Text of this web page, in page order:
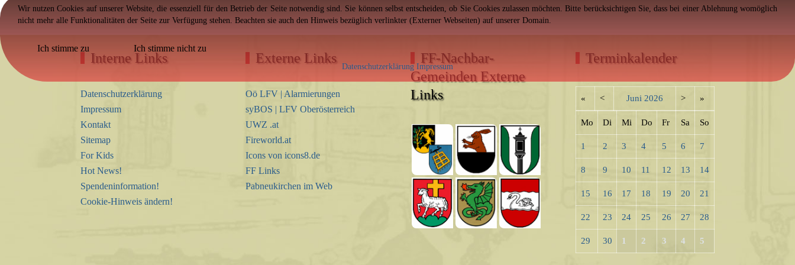
Interne Links
Datenschutzerklärung
Impressum
Kontakt
Sitemap
For Kids
Hot News!
Spendeninformation!
Cookie-Hinweis ändern!
Externe Links
Oö LFV | Alarmierungen
syBOS | LFV Oberösterreich
UWZ .at
Fireworld.at
Icons von icons8.de
FF Links
Pabneukirchen im Web
FF-Nachbar-
Gemeinden Externe
Links
Terminkalender
« < Juni 2026 > »
Mo Di Mi Do Fr Sa So
1 2 3 4 5 6 7
8 9 10 11 12 13 14
15 16 17 18 19 20 21
22 23 24 25 26 27 28
29 30 1 2 3 4 5
Wir nutzen Cookies auf unserer Website, die essenziell für den Betrieb der Seite notwendig sind. Sie können selbst entscheiden, ob Sie Cookies zulassen möchten. Bitte berücksichtigen Sie, dass bei einer Ablehnung womöglich
nicht mehr alle Funktionalitäten der Seite zur Verfügung stehen. Beachten sie auch den Hinweis bezüglich verlinkter (Externer Webseiten) auf unserer Domain.
Ich stimme zu Ich stimme nicht zu
Datenschutzerklärung Impressum